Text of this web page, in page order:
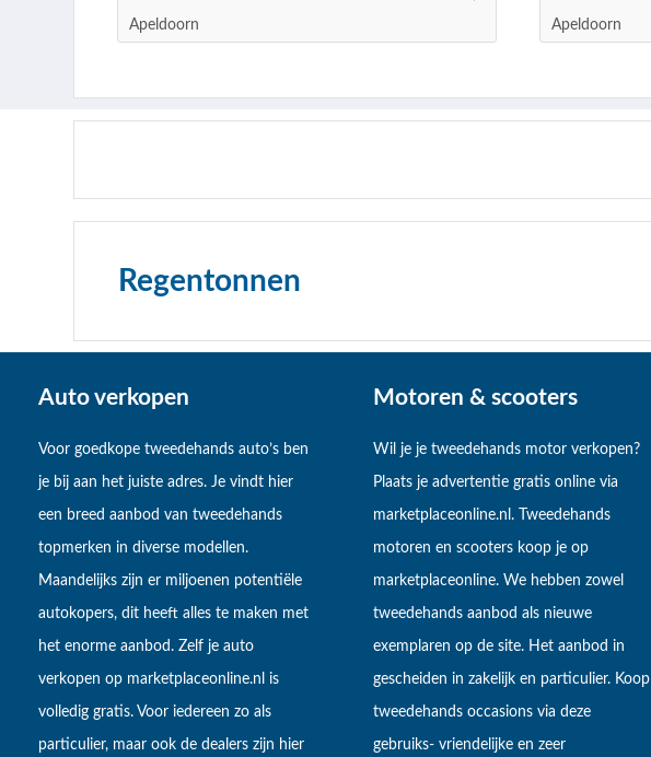
Apeldoorn Apeldoorn
Regentonnen
Auto verkopen
Voor goedkope tweedehands auto’s ben
je bij aan het juiste adres. Je vindt hier
een breed aanbod van tweedehands
topmerken in diverse modellen.
Maandelijks zijn er miljoenen potentiële
autokopers, dit heeft alles te maken met
het enorme aanbod. Zelf je auto
verkopen op marketplaceonline.nl is
volledig gratis. Voor iedereen zo als
particulier, maar ook de dealers zijn hier
Motoren & scooters
Wil je je tweedehands motor verkopen?
Plaats je advertentie gratis online via
marketplaceonline.nl. Tweedehands
motoren en scooters koop je op
marketplaceonline. We hebben zowel
tweedehands aanbod als nieuwe
exemplaren op de site. Het aanbod in
gescheiden in zakelijk en particulier. Koop
tweedehands occasions via deze
gebruiks- vriendelijke en zeer